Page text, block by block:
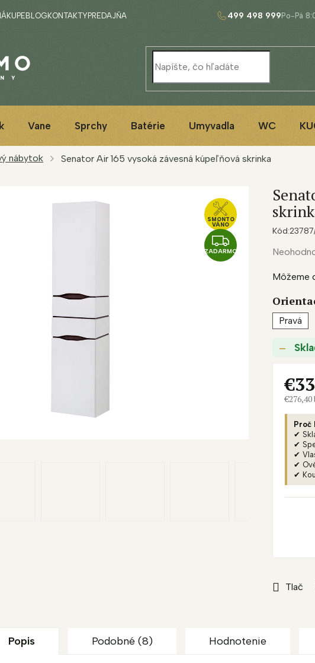
499 498 999
BLOG KONTAKTY PREDAJŇA
Vane Sprchy Batérie Umyvadla WC
nábytok Senator Air 165 vysoká závesná kúpeľňová skrinka
Z
A
ZADARMO
SMONTO
VÁNO
Môžeme
Pravá
Tlač
Kód:
Priemerné
produktu
0,0
z
5
Proč
✔
✔
✔
✔
✔
Popis Podobné (8) Hodnotenie